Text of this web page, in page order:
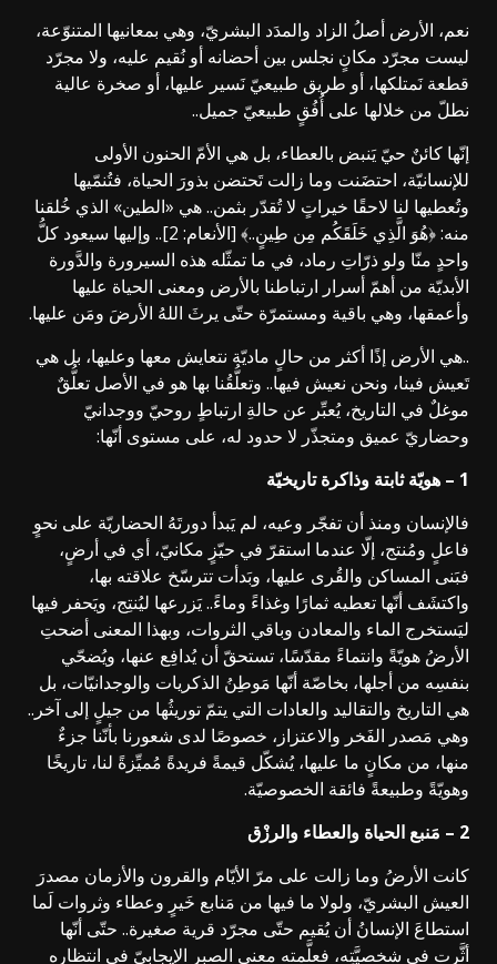
نعم، الأرض أصلُ الزاد والمدَد البشريّ، وهي بمعانيها المتنوّعة،
ليست مجرّد مكانٍ نجلس بين أحضانه أو نُقيم عليه، ولا مجرّد
قطعة نَمتلكها، أو طريق طبيعيّ نَسير عليها، أو صخرة عالية
نطلّ من خلالها على أُفُقٍ طبيعيّ جميل..
إنّها كائنٌ حيّ يَنبض بالعطاء، بل هي الأمّ الحنون الأولى
للإنسانيّة، احتضَنت وما زالت تَحتضن بذورَ الحياة، فتُنمّيها
وتُعطيها لنا لاحقًا خيراتٍ لا تُقدّر بثمن.. هي «الطين» الذي خُلقنا
منه: ﴿هُوَ الَّذِي خَلَقَكُم مِن طِينٍ..﴾ [الأنعام: 2].. وإليها سيعود كلُّ
واحدٍ منّا ولو ذرّاتِ رماد، في ما تمثّله هذه السيرورة والدَّورة
الأبديّة من أهمّ أسرار ارتباطنا بالأرض ومعنى الحياة عليها
وأعمقها، وهي باقية ومستمرّة حتّى يرثَ اللهُ الأرضَ ومَن عليها.
..هي الأرض إذًا أكثر من حالٍ ماديّة نتعايش معها وعليها، بل هي
تَعيش فينا، ونحن نعيش فيها.. وتعلُّقُنا بها هو في الأصل تعلُّقٌ
موغلٌ في التاريخ، يُعبِّر عن حالةِ ارتباطٍ روحيّ ووجدانيّ
وحضاريّ عميق ومتجذّر لا حدود له، على مستوى أنّها:
1 – هويّة ثابتة وذاكرة تاريخيّة
فالإنسان ومنذ أن تفجّر وعيه، لم يَبدأ دورتَهُ الحضاريّة على نحوٍ
فاعلٍ ومُنتج، إلّا عندما استقرّ في حيّزٍ مكانيّ، أي في أرضٍ،
فبَنى المساكن والقُرى عليها، وبَدأت تترسّخ علاقته بها،
واكتشَف أنّها تعطيه ثمارًا وغذاءً وماءً.. يَزرعها ليُنتِج، ويَحفر فيها
ليَستخرج الماء والمعادن وباقي الثروات، وبهذا المعنى أضحتِ
الأرضُ هويّةً وانتماءً مقدّسًا، تستحقّ أن يُدافِع عنها، ويُضحّي
بنفسِه من أجلها، بخاصّة أنّها مَوطِنُ الذكريات والوجدانيّات، بل
هي التاريخ والتقاليد والعادات التي يتمّ توريثُها من جيلٍ إلى آخر..
وهي مَصدر الفَخر والاعتزاز، خصوصًا لدى شعورنا بأنّنا جزءٌ
منها، من مكانٍ ما عليها، يُشكّل قيمةً فريدةً مُميِّزةً لنا، تاريخًا
وهويّةً وطبيعةً فائقة الخصوصيّة.
2 – مَنبع الحياة والعطاء والرزْق
كانت الأرضُ وما زالت على مرّ الأيّام والقرون والأزمان مصدرَ
العيش البشريّ، ولولا ما فيها من مَنابع خَيرٍ وعطاء وثروات لَما
استطاعَ الإنسانُ أن يُقيم حتّى مجرّد قرية صغيرة.. حتّى أنّها
أثَّرت في شخصيَّتِه، فعلَّمته معنى الصبر الإيجابيّ في انتظاره